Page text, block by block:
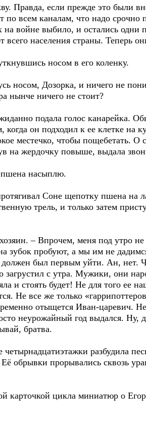
Правда, если прежде это были
всем каналам, что надо срочно
войне выбило, и остались
всего населения страны. Теперь
носом в его коленку.
носом, Дозорка, и ничего не
нынче ничего не стоит?
подала голос канарейка.
он подходил к ее клетке на
местечко, чтобы пощебетать.
на жердочку повыше, выдала
пшена насыплю.
Соне щепотку пшена на
трель, и только затем
– Впрочем, меня под утро
зубок пробуют, а мы им не
был первым уйти. Ан, нет.
загрустил с утра. Мужики, они
и стоять будет! Не для того ее
Не все же только
отыщется Иван-царевич.
неурожайный год выдался. Ну,
братва.
разбудила
обрывки прорывались сквозь
карточкой цикла миниатюр о